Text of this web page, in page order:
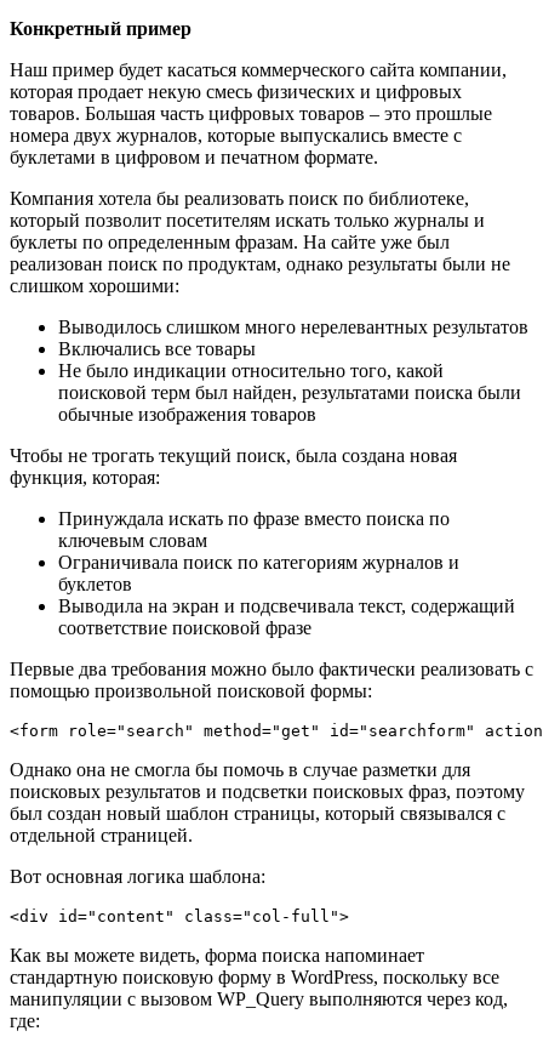
Конкретный пример
Наш пример будет касаться коммерческого сайта компании,
которая продает некую смесь физических и цифровых
товаров. Большая часть цифровых товаров – это прошлые
номера двух журналов, которые выпускались вместе с
буклетами в цифровом и печатном формате.
Компания хотела бы реализовать поиск по библиотеке,
который позволит посетителям искать только журналы и
буклеты по определенным фразам. На сайте уже был
реализован поиск по продуктам, однако результаты были не
слишком хорошими:
Выводилось слишком много нерелевантных результатов
Включались все товары
Не было индикации относительно того, какой
поисковой терм был найден, результатами поиска были
обычные изображения товаров
Чтобы не трогать текущий поиск, была создана новая
функция, которая:
Принуждала искать по фразе вместо поиска по
ключевым словам
Ограничивала поиск по категориям журналов и
буклетов
Выводила на экран и подсвечивала текст, содержащий
соответствие поисковой фразе
Первые два требования можно было фактически реализовать с
помощью произвольной поисковой формы:
<form role="search" method="get" id="searchform"
Однако она не смогла бы помочь в случае разметки для
поисковых результатов и подсветки поисковых фраз, поэтому
был создан новый шаблон страницы, который связывался с
отдельной страницей.
Вот основная логика шаблона:
Как вы можете видеть, форма поиска напоминает
стандартную поисковую форму в WordPress, поскольку все
манипуляции с вызовом WP_Query выполняются через код,
где: